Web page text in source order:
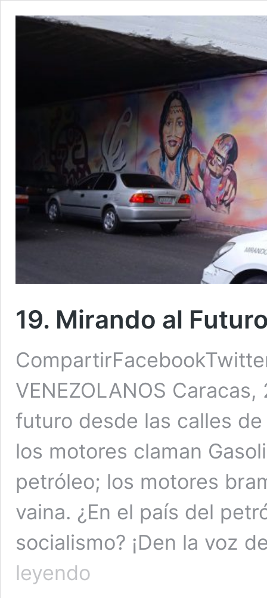
19. Mirando al
VENEZOLANOS
futuro desde las calles
los motores claman
petróleo; los motores
vaina. ¿En el país del
socialismo? ¡Den la voz
leyendo